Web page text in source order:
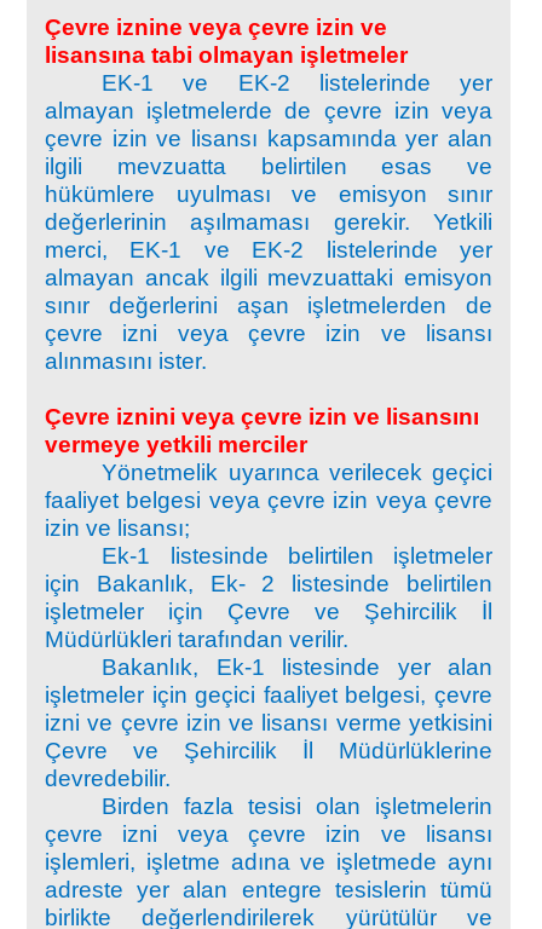
Çevre iznine veya çevre izin ve
lisansına tabi olmayan işletmeler
EK-1 ve EK-2 listelerinde yer
almayan işletmelerde de çevre izin veya
çevre izin ve lisansı kapsamında yer alan
ilgili mevzuatta belirtilen esas ve
hükümlere uyulması ve emisyon sınır
değerlerinin aşılmaması gerekir. Yetkili
merci, EK-1 ve EK-2 listelerinde yer
almayan ancak ilgili mevzuattaki emisyon
sınır değerlerini aşan işletmelerden de
çevre izni veya çevre izin ve lisansı
alınmasını ister.
Çevre iznini veya çevre izin ve lisansını
vermeye yetkili merciler
Yönetmelik uyarınca verilecek geçici
faaliyet belgesi veya çevre izin veya çevre
izin ve lisansı;
Ek-1 listesinde belirtilen işletmeler
için Bakanlık, Ek- 2 listesinde belirtilen
işletmeler için Çevre ve Şehircilik İl
Müdürlükleri tarafından verilir.
Bakanlık, Ek-1 listesinde yer alan
işletmeler için geçici faaliyet belgesi, çevre
izni ve çevre izin ve lisansı verme yetkisini
Çevre ve Şehircilik İl Müdürlüklerine
devredebilir.
Birden fazla tesisi olan işletmelerin
çevre izni veya çevre izin ve lisansı
işlemleri, işletme adına ve işletmede aynı
adreste yer alan entegre tesislerin tümü
birlikte değerlendirilerek yürütülür ve